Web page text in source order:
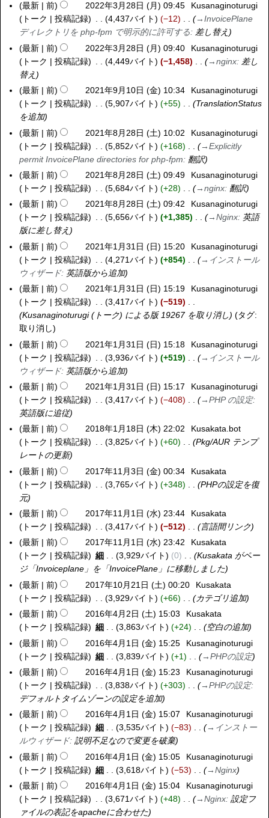
最新
前 2022年3月28日 (月) 09:45
Kusanaginoturugi
トーク
投稿記録 4,437バイト −12 →InvoicePlane
ディレクトリを php-fpm で明示的に許可する: 差し替え
最新
前 2022年3月28日 (月) 09:40
Kusanaginoturugi
トーク
投稿記録 4,449バイト −1,458 →nginx: 差し
替え
2
1
最新 前 2021年9月10日 (金) 10:34
Kusanaginoturugi
トーク
投稿記録 5,907バイト +55
TranslationStatus
を追加
2
1
最新 前 2021年8月28日 (土) 10:02
Kusanaginoturugi
トーク
投稿記録 5,852バイト +168 →Explicitly
permit InvoicePlane directories for php-fpm: 翻訳
最新
前 2021年8月28日 (土) 09:49
Kusanaginoturugi
トーク
投稿記録 5,684バイト +28 →nginx: 翻訳
最新
前 2021年8月28日 (土) 09:42
Kusanaginoturugi
トーク
投稿記録 5,656バイト +1,385 →Nginx: 英語
版に差し替え
2
1
最新 前 2021年1月31日 (日) 15:20
Kusanaginoturugi
トーク
投稿記録 4,271バイト +854 → インストール
ウィザード: 英語版から追加
最新
前 2021年1月31日 (日) 15:19
Kusanaginoturugi
トーク
投稿記録 3,417バイト
−519
Kusanaginoturugi(トーク) による版 19267 を取り消し タグ:
取り消し
最新
前 2021年1月31日 (日) 15:18
Kusanaginoturugi
トーク
投稿記録 3,936バイト +519 → インストール
ウィザード: 英語版から追加
最新
前 2021年1月31日 (日) 15:17
Kusanaginoturugi
トーク
投稿記録 3,417バイト −408 →PHP の設定:
英語版に追従
2
8
最新 前 2018年1月18日 (木) 22:02
Kusakata.bot
トーク
投稿記録 3,825バイト +60
Pkg/AUR テンプ
レートの更新
2
7
金
最新 前 2017年11月3日 (金) 00:34
Kusakata
トーク
投稿記録 3,765バイト +348
PHPの設定を復
元
2
1
最新 前 2017年11月1日 (水) 23:44
Kusakata
トーク
投稿記録 3,417バイト −512
言語間リンク
最新
前 2017年11月1日 (水) 23:42
Kusakata
トーク
投稿記録 細 3,929バイト 0
Kusakata がペー
ジ「Invoiceplane 」を「InvoicePlane 」に移動しました
2
1
日
最新 前 2017年10月21日 (土) 00:20
Kusakata
トーク
投稿記録 3,929バイト +66
カテゴリ追加
2
1
最新 前 2016年4月2日 (土) 15:03
Kusakata
トーク
投稿記録 細 3,863バイト +24
空白の追加
2
1
最新 前 2016年4月1日 (金) 15:25
Kusanaginoturugi
トーク
投稿記録 細 3,839バイト +1 →PHPの設定
最新
前 2016年4月1日 (金) 15:23
Kusanaginoturugi
トーク
投稿記録 3,838バイト +303 →PHPの設定:
デフォルトタイムゾーンの設定を追加
最新
前 2016年4月1日 (金) 15:07
Kusanaginoturugi
トーク
投稿記録 細 3,535バイト −83 → インストー
ルウィザード:説明不足なので変更を破棄
最新
前 2016年4月1日 (金) 15:05
Kusanaginoturugi
トーク
投稿記録 細 3,618バイト −53 →Nginx
最新
前 2016年4月1日 (金) 15:04
Kusanaginoturugi
トーク
投稿記録 3,671バイト +48 →Nginx:設定フ
ァイルの表記をapacheに合わせた